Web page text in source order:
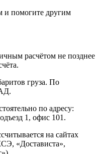
и помогите другим
расчётом не позднее
груза. По
по адресу:
1, офис 101.
на сайтах
«Достависта»,